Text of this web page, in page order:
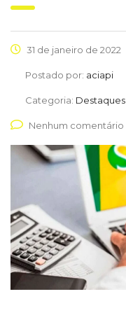
31 de janeiro de 2022
Postado por: aciapi
Categoria: Destaques
Nenhum comentário